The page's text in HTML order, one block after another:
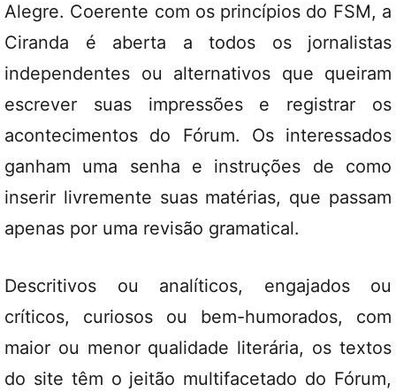
Alegre. Coerente com os princípios do FSM, a
Ciranda é aberta a todos os jornalistas
independentes ou alternativos que queiram
escrever suas impressões e registrar os
acontecimentos do Fórum. Os interessados
ganham uma senha e instruções de como
inserir livremente suas matérias, que passam
apenas por uma revisão gramatical.
Descritivos ou analíticos, engajados ou
críticos, curiosos ou bem-humorados, com
maior ou menor qualidade literária, os textos
do site têm o jeitão multifacetado do Fórum,